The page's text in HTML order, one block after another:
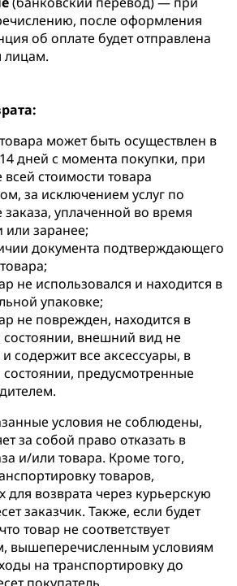
после оформления
об оплате будет отправлена
лицам.
может быть осуществлен в
дней с момента покупки, при
всей стоимости товара
за исключением услуг по
заказа, уплаченной во время
или заранее;
документа подтверждающего
не использовался и находится в
упаковке;
не поврежден, находится в
внешний вид не
содержит все аксессуары, в
предусмотренные
условия не соблюдены,
за собой право отказать в
и/или товара. Кроме того,
товаров,
для возврата через курьерскую
заказчик. Также, если будет
товар не соответствует
вышеперечисленным условиям
на транспортировку до